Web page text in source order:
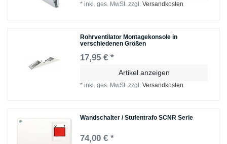
*inkl. ges. MwSt. zzgl.Versandkosten
Rohrventilator Montagekonsole in
verschiedenen Größen
17,95 € *
Artikel anzeigen
*inkl. ges. MwSt. zzgl.Versandkosten
Wandschalter / Stufentrafo SCNR Serie
74,00 € *